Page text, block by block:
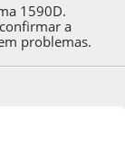
1590D.
a
problemas.